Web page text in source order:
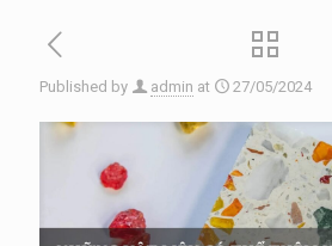
Published by admin at 27/05/2024